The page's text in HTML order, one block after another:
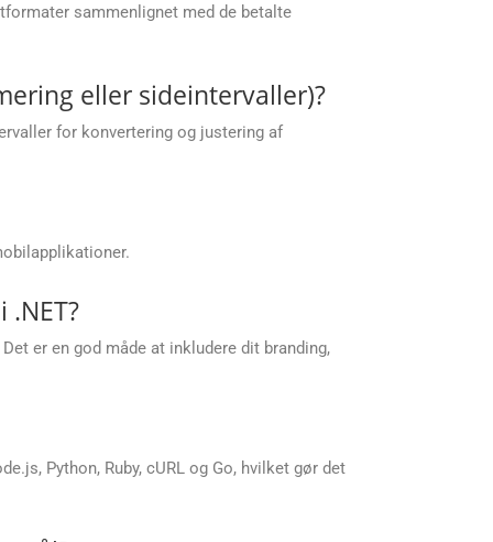
sammenlignet med de betalte
eller sideintervaller)?
for konvertering og justering af
er en god måde at inkludere dit branding,
Python, Ruby, cURL og Go, hvilket gør det